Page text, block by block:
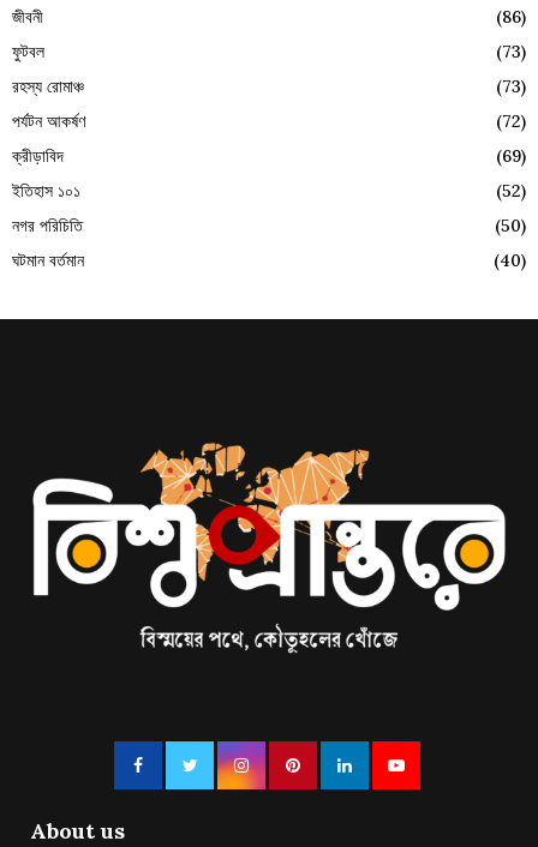
জীবনী
(86)
ফুটবল
(73)
রহস্য রোমাঞ্চ
(73)
পর্যটন আকর্ষণ
(72)
ক্রীড়াবিদ
(69)
ইতিহাস ১০১
(52)
নগর পরিচিতি
(50)
ঘটমান বর্তমান
(40)
About us